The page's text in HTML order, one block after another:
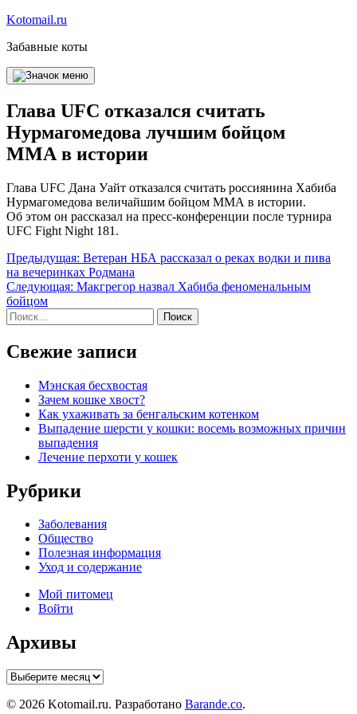
Перейти
содержимому
Kotomail.ru
Забавные коты
Глава UFC отказался считать
Нурмагомедова лучшим бойцом
ММА в истории
Глава UFC Дана Уайт отказался считать россиянина Хабиба
Нурмагомедова величайшим бойцом ММА в истории.
Об этом он рассказал на пресс-конференции после турнира
UFC Fight Night 181.
Навигация
по
записям
Предыдущая: Ветеран НБА рассказал о реках водки и пива
на вечеринках Родмана
Следующая: Макгрегор назвал Хабиба феноменальным
бойцом
Найти:
Свежие записи
Мэнская бесхвостая
Зачем кошке хвост?
Как ухаживать за бенгальским котенком
Выпадение шерсти у кошки: восемь возможных причин
выпадения
Лечение перхоти у кошек
Рубрики
Заболевания
Общество
Полезная информация
Уход и содержание
Мой питомец
Войти
Архивы
Архивы
© 2026 Kotomail.ru. Разработано Barande.co.